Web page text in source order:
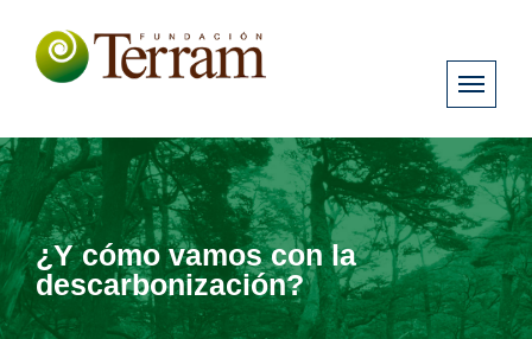
¿Y cómo vamos con la
descarbonización?